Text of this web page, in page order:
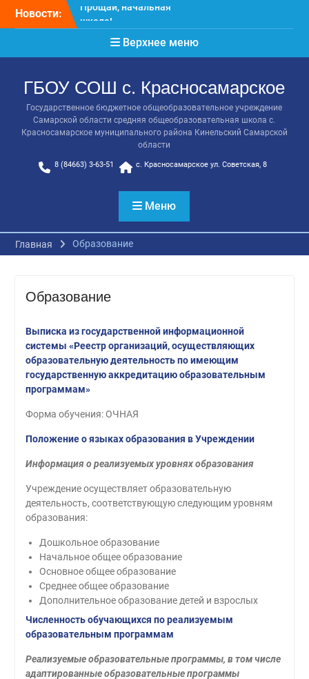
Новости:
Расписание консультаций
выпускников 9 класса
Класс года
Последний звонок
ТОП «Ребёнок не прошёл
на бюджет. Как получить
господдержку и
сохранить семейный
школа!
Верхнее меню
ГБОУ СОШ с. Красносамарское
Государственное бюджетное общеобразовательное учреждение
Самарской области средняя общеобразовательная школа с.
Красносамарское муниципального района Кинельский Самарской
области
8 (84663) 3-63-51 с. Красносамарское ул. Советская, 8
Меню
Главная Образование
Образование
Выписка из государственной информационной
системы «Реестр организаций, осуществляющих
образовательную деятельность по имеющим
государственную аккредитацию образовательным
программам»
Форма обучения: ОЧНАЯ
Положение о языках образования в Учреждении
Информация о реализуемых уровнях образования
Учреждение осуществляет образовательную
деятельность, соответствующую следующим уровням
образования:
Дошкольное образование
Начальное общее образование
Основное общее образование
Среднее общее образование
Дополнительное образование детей и взрослых
Численность обучающихся по реализуемым
образовательным программам
Реализуемые образовательные программы, в том числе
адаптированные образовательные программы